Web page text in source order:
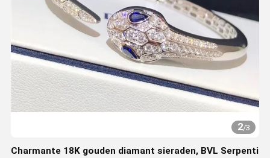
2/3
Charmante 18K gouden diamant sieraden, BVL Serpenti